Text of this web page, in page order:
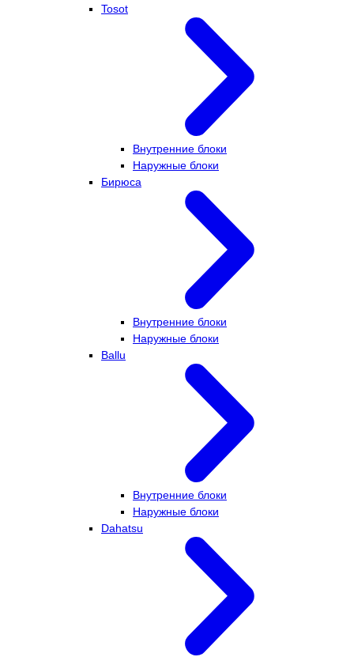
Tosot
Внутренние блоки
Наружные блоки
Бирюса
Внутренние блоки
Наружные блоки
Ballu
Внутренние блоки
Наружные блоки
Dahatsu